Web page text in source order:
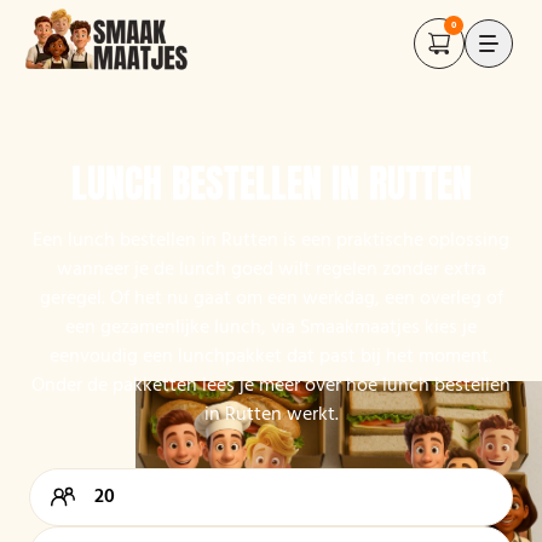
0
Onder de pakketten lees je meer over hoe lunch bestellen
in Rutten werkt.